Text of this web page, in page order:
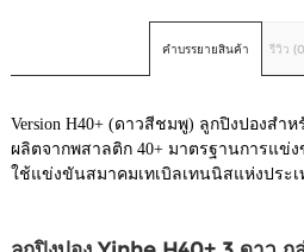
คำบรรยายสินค้า รีวิว
Version H40+ (ดาวสีชมพู) ลูกปิงปองส
ผลิตจากพสาลติก 40+ มาตรฐานการแข่
ใช้แข่งขันสมาคมเทเบิลเทนนิสแห่งประเ